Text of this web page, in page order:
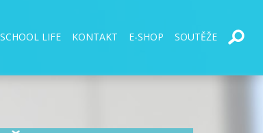
SCHOOL LIFE KONTAKT E-SHOP SOUTĚŽE